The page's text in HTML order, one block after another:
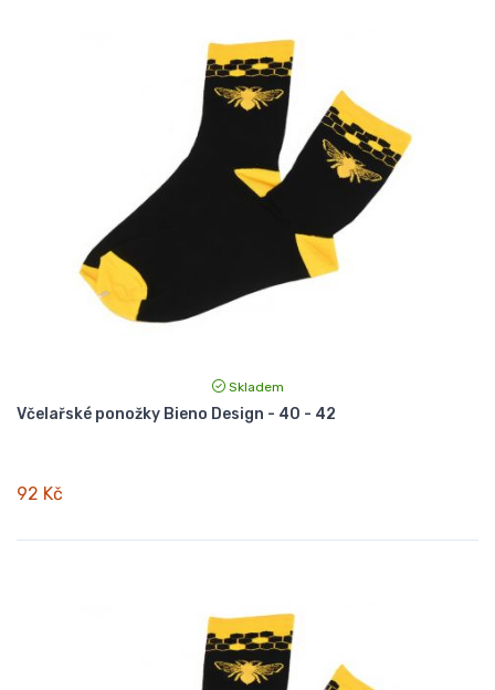
Skladem
Včelařské ponožky Bieno Design - 40 - 42
92 Kč